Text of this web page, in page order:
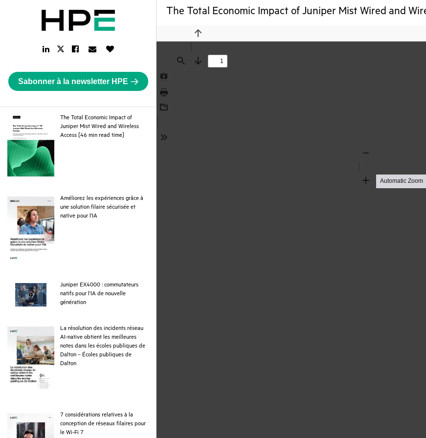
Find
Previous
Next
Presentation
Mode
Print
The Total Economic Impact of Juniper Mist Wired and
LinkedIn
Link
TwitterFacebook
Link
Email
Link
Sabonner à la newsletter HPE
The Total Economic Impact of
Juniper Mist Wired and Wireless
Access [46 min read time]
Améliorez les expériences grâce à
une solution filaire sécurisée et
native pour l’IApdf
Juniper EX4000 : commutateurs
natifs pour l’IA de nouvelle
générationwebpage
La résolution des incidents réseau
AI-native obtient les meilleures
notes dans les écoles publiques de
Dalton – Écoles publiques de
Daltonpdf
7 considérations relatives à la
conception de réseaux filaires pour
le Wi-Fi 7pdf